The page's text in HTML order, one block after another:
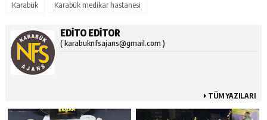
Karabük Karabük medikar hastanesi
EDITO EDITOR
( karabuknfsajans@gmail.com )
TÜM YAZILARI